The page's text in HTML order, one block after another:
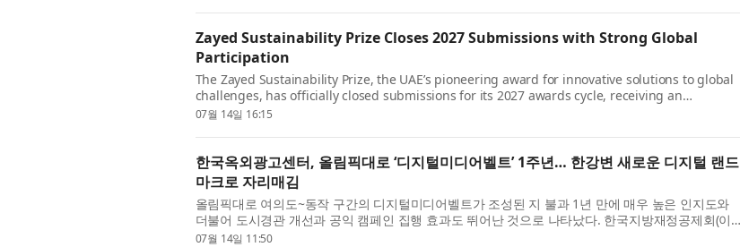
Zayed Sustainability Prize Closes 2027 Submissions with Strong Global
Participation
The Zayed Sustainability Prize, the UAE’s pioneering award for innovative solutions to global
challenges, has officially closed submissions for its 2027 awards cycle, receiving an
unprecedented 10,233 entries from 177 countries across its six cate...
07월 14일 16:15
한국옥외광고센터, 올림픽대로 ‘디지털미디어벨트’ 1주년… 한강변 새로운 디지털 랜드
마크로 자리매김
올림픽대로 여의도~동작 구간의 디지털미디어벨트가 조성된 지 불과 1년 만에 매우 높은 인지도와
더불어 도시경관 개선과 공익 캠페인 집행 효과도 뛰어난 것으로 나타났다. 한국지방재정공제회(이
사장 정선용) 부설 한국옥외광고센터가 한국리서치를 통해 최근 한 ...
07월 14일 11:50